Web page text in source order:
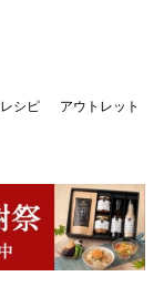
レシピ アウトレット